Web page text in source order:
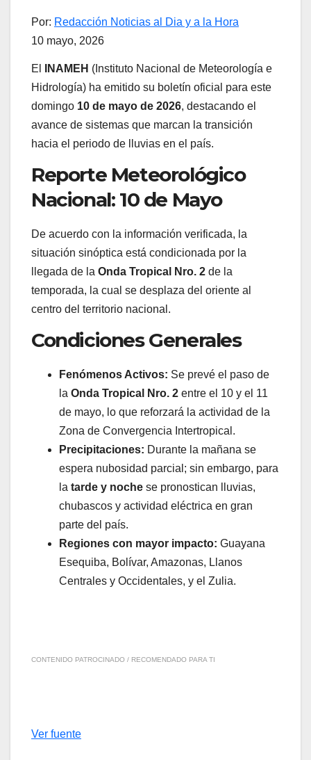
Por: Redacción Noticias al Dia y a la Hora
10 mayo, 2026
El INAMEH (Instituto Nacional de Meteorología e
Hidrología) ha emitido su boletín oficial para este
domingo 10 de mayo de 2026, destacando el
avance de sistemas que marcan la transición
hacia el periodo de lluvias en el país.
Reporte Meteorológico
Nacional: 10 de Mayo
De acuerdo con la información verificada, la
situación sinóptica está condicionada por la
llegada de la Onda Tropical Nro. 2 de la
temporada, la cual se desplaza del oriente al
centro del territorio nacional.
Condiciones Generales
Fenómenos Activos: Se prevé el paso de
la Onda Tropical Nro. 2 entre el 10 y el 11
de mayo, lo que reforzará la actividad de la
Zona de Convergencia Intertropical.
Precipitaciones: Durante la mañana se
espera nubosidad parcial; sin embargo, para
la tarde y noche se pronostican lluvias,
chubascos y actividad eléctrica en gran
parte del país.
Regiones con mayor impacto: Guayana
Esequiba, Bolívar, Amazonas, Llanos
Centrales y Occidentales, y el Zulia.
CONTENIDO PATROCINADO / RECOMENDADO PARA TI
Ver fuente